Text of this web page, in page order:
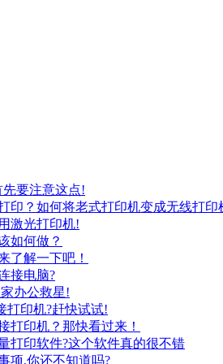
要注意这点!
印？如何将老式打印机变成无线打印
激光打印机!
如何做？
了解一下吧！
接电脑?
办公救星!
打印机?赶快试试!
打印机？那快看过来！
打印软件?这个软件真的很不错
项,你还不知道吗?